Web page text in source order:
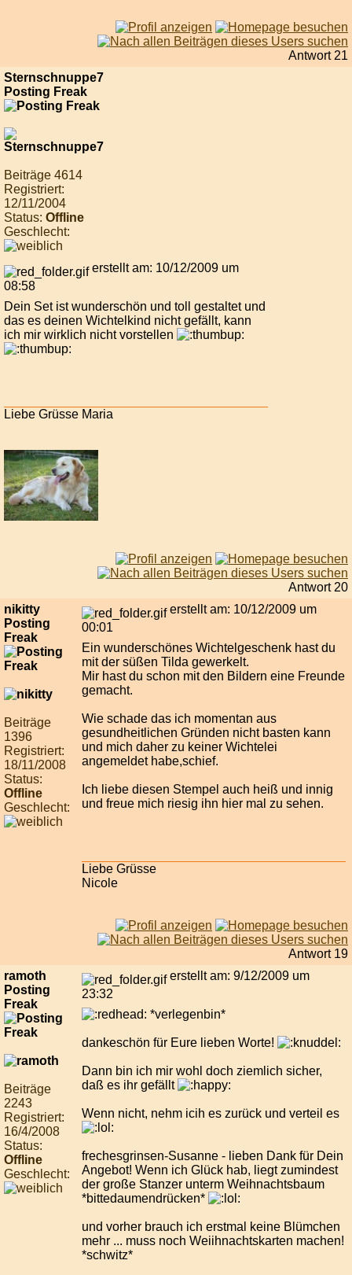
Antwort 21
Sternschnuppe7
Posting Freak
Beiträge 4614
Registriert:
12/11/2004
Status: Offline
Geschlecht:
erstellt am: 10/12/2009 um
08:58
Dein Set ist wunderschön und toll gestaltet und
das es deinen Wichtelkind nicht gefällt, kann
ich mir wirklich nicht vorstellen
Liebe Grüsse Maria
Antwort 20
nikitty
Posting
Freak
Beiträge
1396
Registriert:
18/11/2008
Status:
Offline
Geschlecht:
erstellt am: 10/12/2009 um
00:01
Ein wunderschönes Wichtelgeschenk hast du
mit der süßen Tilda gewerkelt.
Mir hast du schon mit den Bildern eine Freunde
gemacht.
Wie schade das ich momentan aus
gesundheitlichen Gründen nicht basten kann
und mich daher zu keiner Wichtelei
angemeldet habe,schief.
Ich liebe diesen Stempel auch heiß und innig
und freue mich riesig ihn hier mal zu sehen.
Liebe Grüsse
Nicole
Antwort 19
ramoth
Posting
Freak
Beiträge
2243
Registriert:
16/4/2008
Status:
Offline
Geschlecht:
erstellt am: 9/12/2009 um
23:32
*verlegenbin*
dankeschön für Eure lieben Worte!
Dann bin ich mir wohl doch ziemlich sicher,
daß es ihr gefällt
Wenn nicht, nehm icih es zurück und verteil es
frechesgrinsen-Susanne - lieben Dank für Dein
Angebot! Wenn ich Glück hab, liegt zumindest
der große Stanzer unterm Weihnachtsbaum
*bittedaumendrücken*
und vorher brauch ich erstmal keine Blümchen
mehr ... muss noch Weiihnachtskarten machen!
*schwitz*